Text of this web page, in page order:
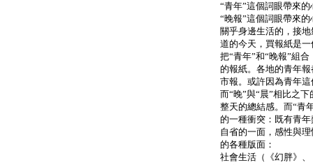
“青年”這個詞眼帶來
“晚報”這個詞眼帶來
關乎身邊生活的，接
道的今天，買報紙是
把“青年”和“晚報”組
的報紙。各地的青年
市報。或許因為青年
而“晚”與“晨”相比之
整天的總結感。而“青
的一種衝突：既有青
自省的一面，感性與
的各種版面：
社會生活（《幻胖》